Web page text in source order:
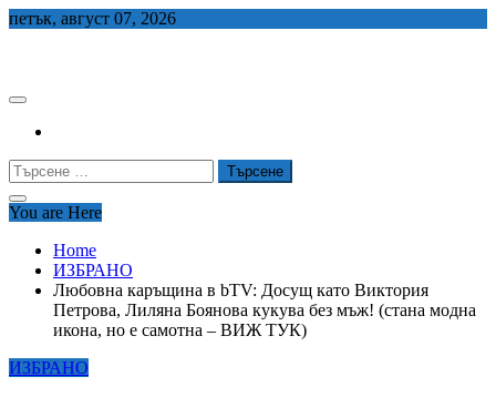
Skip
петък, август 07, 2026
Търсене
за:
You are Here
Home
ИЗБРАНО
Любовна каръщина в bTV: Досущ като Виктория
Петрова, Лиляна Боянова кукува без мъж! (стана модна
икона, но е самотна – ВИЖ ТУК)
ИЗБРАНО